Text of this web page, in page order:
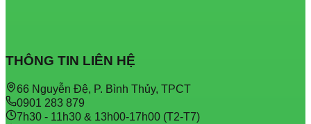
THÔNG TIN LIÊN HỆ
66 Nguyễn Đệ, P. Bình Thủy, TPCT
0901 283 879
7h30 - 11h30 & 13h00-17h00 (T2-T7)